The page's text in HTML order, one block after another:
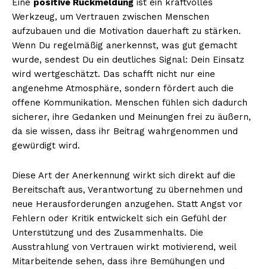
Eine positive Rückmeldung ist ein kraftvolles
Werkzeug, um Vertrauen zwischen Menschen
aufzubauen und die Motivation dauerhaft zu stärken.
Wenn Du regelmäßig anerkennst, was gut gemacht
wurde, sendest Du ein deutliches Signal: Dein Einsatz
wird wertgeschätzt. Das schafft nicht nur eine
angenehme Atmosphäre, sondern fördert auch die
offene Kommunikation. Menschen fühlen sich dadurch
sicherer, ihre Gedanken und Meinungen frei zu äußern,
da sie wissen, dass ihr Beitrag wahrgenommen und
gewürdigt wird.
Diese Art der Anerkennung wirkt sich direkt auf die
Bereitschaft aus, Verantwortung zu übernehmen und
neue Herausforderungen anzugehen. Statt Angst vor
Fehlern oder Kritik entwickelt sich ein Gefühl der
Unterstützung und des Zusammenhalts. Die
Ausstrahlung von Vertrauen wirkt motivierend, weil
Mitarbeitende sehen, dass ihre Bemühungen und